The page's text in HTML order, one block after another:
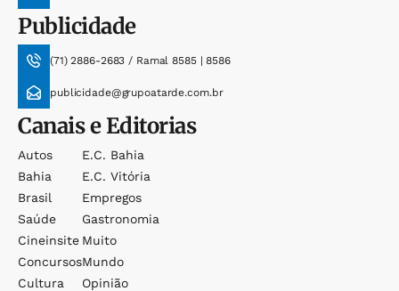
Publicidade
(71) 2886-2683 / Ramal 8585 | 8586
publicidade@grupoatarde.com.br
Canais e Editorias
Autos
Bahia
Brasil
Saúde
Cineinsite
Concursos
Cultura
E.c. Bahia
E.c. Vitória
Empregos
Gastronomia
Muito
Mundo
Opinião